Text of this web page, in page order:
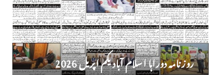
روز نامہ دوراہا اسلام آباد یکم اپریل 2026